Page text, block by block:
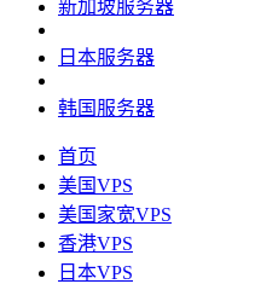
新加坡服务器
日本服务器
韩国服务器
首页
美国VPS
美国家宽VPS
香港VPS
日本VPS